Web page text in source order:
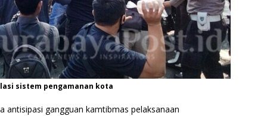
sistem pengamanan kota
antisipasi gangguan kamtibmas pelaksanaan